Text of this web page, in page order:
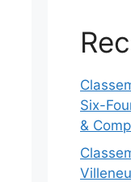
Six-
&